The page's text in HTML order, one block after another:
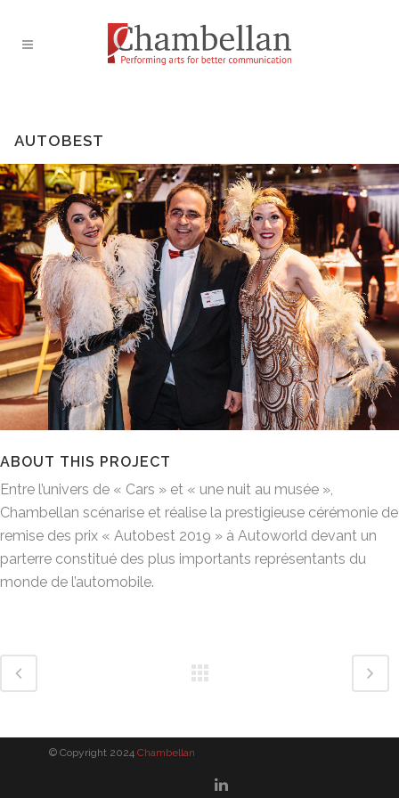
AUTOBEST
ABOUT THIS PROJECT
Entre l’univers de « Cars » et « une nuit au musée »,
Chambellan scénarise et réalise la prestigieuse cérémonie de
remise des prix « Autobest 2019 » à Autoworld devant un
parterre constitué des plus importants représentants du
monde de l’automobile.
© Copyright 2024 Chambellan